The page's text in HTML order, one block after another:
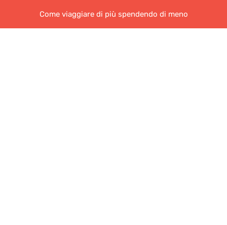
Come viaggiare di più spendendo di meno